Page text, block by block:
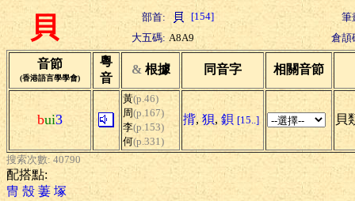
貝 部首: [154]
筆
大五碼: A8A9 倉頡
音節
(香港語言學學會)
粵
音
& 根據 同音字 相關音節
bui3
黃(p.46)
周(p.167)
李(p.153)
何(p.331)
揹, 狽, 鋇 [15..] 貝
搜索次數: 40790
配搭點:
冑 殼 萋 塚